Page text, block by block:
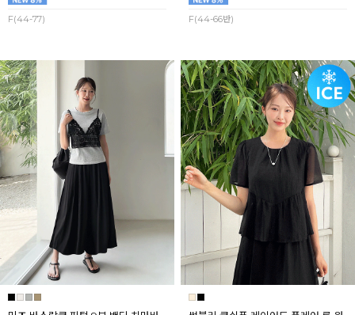
F(44-77) F(44-66반)